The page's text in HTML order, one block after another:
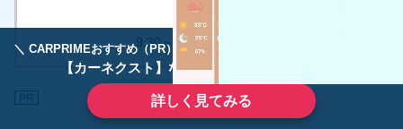
＼ CARPRIMEおすすめ（PR） ／ディーラーで手放すのはもったいない！
【カーネクスト】ならどんなクルマも高価買取
詳しく見てみる
受付時間
9:30～18:30 / 平日のみ